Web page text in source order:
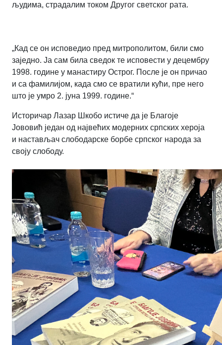
људима, страдалим током Другог светског рата.
„Кад се он исповедио пред митрополитом, били смо
заједно. Ја сам била сведок те исповести у децембру
1998. године у манастиру Острог. После је он причао
и са фамилијом, када смо се вратили кући, пре него
што је умро 2. јуна 1999. године.“
Историчар Лазар Шкобо истиче да је Благоје
Јововић један од највећих модерних српских хероја
и настављач слободарске борбе српског народа за
своју слободу.